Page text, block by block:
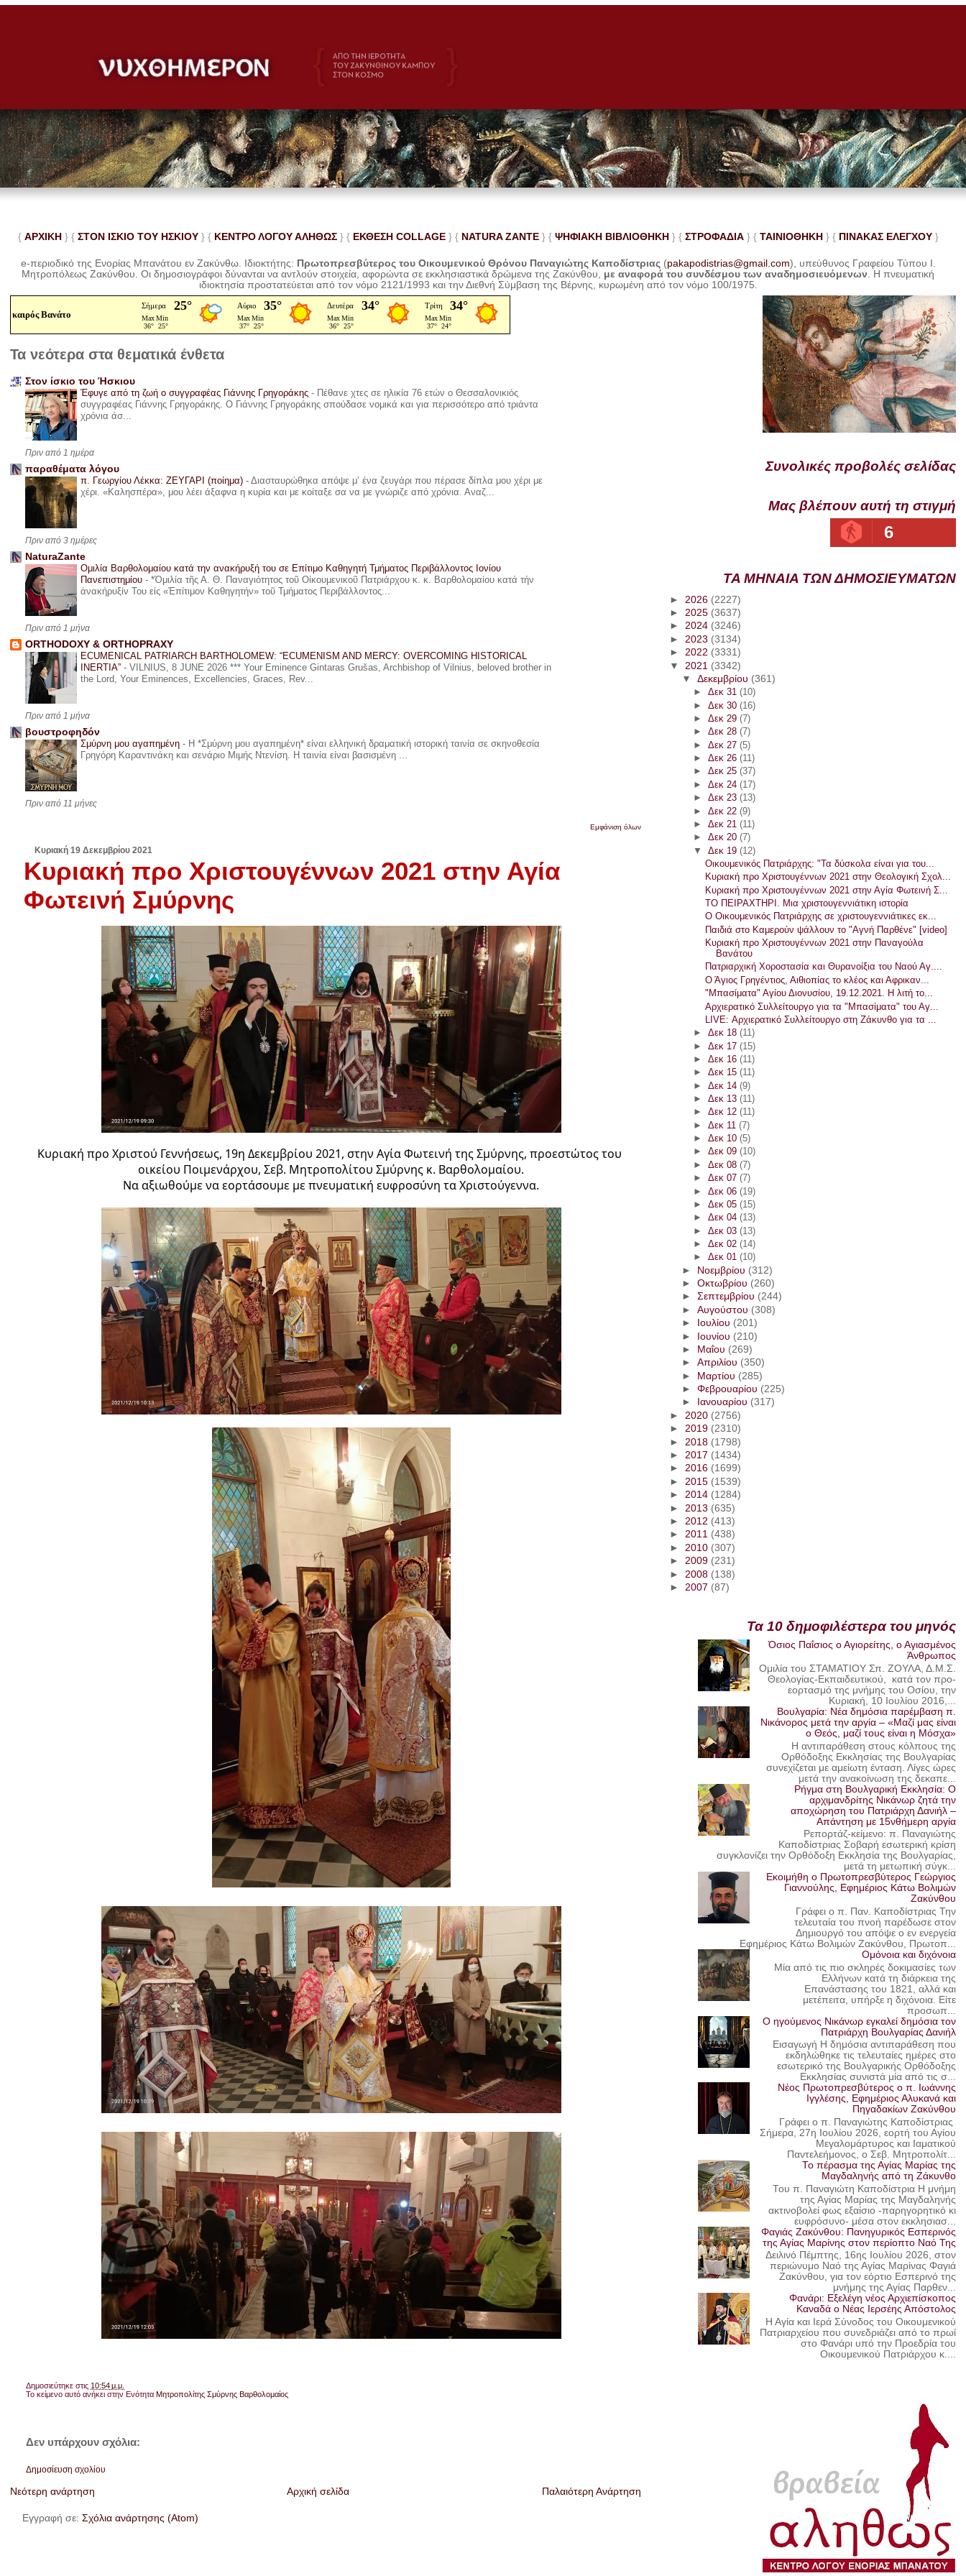
{ ΑΡΧΙΚΗ } { ΣΤΟΝ ΙΣΚΙΟ ΤΟΥ ΗΣΚΙΟΥ } { ΚΕΝΤΡΟ ΛΟΓΟΥ ΑΛΗΘΩΣ } { ΕΚΘΕΣΗ COLLAGE }{ NATURA ZANTE} { ΨΗΦΙΑΚΗ ΒΙΒΛΙΟΘΗΚΗ } { ΣΤΡΟΦΑΔΙΑ } { ΤΑΙΝΙΟΘΗΚΗ } { ΠΙΝΑΚΑΣ ΕΛΕΓΧΟΥ}
e-περιοδικό της Ενορίας Μπανάτου εν Ζακύνθω. Ιδιοκτήτης: Πρωτοπρεσβύτερος του Οικουμενικού Θρόνου Παναγιώτης Καποδίστριας (pakapodistrias@gmail.com), υπεύθυνος Γραφείου Τύπου Ι.
Μητροπόλεως Ζακύνθου.Οι δημοσιογράφοι δύνανται να αντλούν στοιχεία, αφορώντα σε εκκλησιαστικά δρώμενα της Ζακύνθου, με αναφορά του συνδέσμου των αναδημοσιευόμενων . Ηπνευματική
ιδιοκτησία προστατεύεται από τον νόμο 2121/1993 και την Διεθνή Σύμβαση της Βέρνης, κυρωμένη από τον νόμο 100/1975.
καιρός Βανάτο
Τα νεότερα στα θεματικά ένθετα
Στον ίσκιο του Ήσκιου
Έφυγε από τη ζωή ο συγγραφέας Γιάννης Γρηγοράκης - Πέθανε χτες σε ηλικία 76 ετών ο Θεσσαλονικιός
συγγραφέας Γιάννης Γρηγοράκης. Ο Γιάννης Γρηγοράκης σπούδασε νομικά και για περισσότερο από τριάντα
χρόνια άσ...
Πριν από 1 ημέρα
παραθέματα λόγου
π. Γεωργίου Λέκκα: ΖΕΥΓΑΡΙ (ποίημα) - Διασταυρώθηκα απόψε μ’ ένα ζευγάρι που πέρασε δίπλα μου χέρι με
χέρι. «Καλησπέρα», μου λέει άξαφνα η κυρία και με κοίταξε σα να με γνώριζε από χρόνια. Αναζ...
Πριν από 3 ημέρες
NaturaZante
Ομιλία Βαρθολομαίου κατά την ανακήρυξή του σε Επίτιμο Καθηγητή Τμήματος Περιβάλλοντος Ιονίου
Πανεπιστημίου - *Ὁμιλία τῆς Α. Θ. Παναγιότητος τοῦ Οἰκουμενικοῦ Πατριάρχου κ. κ. Βαρθολομαίου κατά τήν
ἀνακήρυξίν Του εἰς «Ἐπίτιμον Καθηγητήν» τοῦ Τμήματος Περιβάλλοντος...
Πριν από 1 μήνα
ORTHODOXY & ORTHOPRAXY
ECUMENICAL PATRIARCH BARTHOLOMEW: “ECUMENISM AND MERCY: OVERCOMING HISTORICAL
INERTIA” - VILNIUS, 8 JUNE 2026 *** Your Eminence Gintaras Grušas, Archbishop of Vilnius, beloved brother in
the Lord, Your Eminences, Excellencies, Graces, Rev...
Πριν από 1 μήνα
βουστροφηδόν
Σμύρνη μου αγαπημένη - Η *Σμύρνη μου αγαπημένη* είναι ελληνική δραματική ιστορική ταινία σε σκηνοθεσία
Γρηγόρη Καραντινάκη και σενάριο Μιμής Ντενίση. Η ταινία είναι βασισμένη ...
Πριν από 11 μήνες
Εμφάνιση όλων
Κυριακή 19 Δεκεμβρίου 2021
Κυριακή προ Χριστουγέννων 2021 στην Αγία
Φωτεινή Σμύρνης
Κυριακή προ Χριστού Γεννήσεως, 19η Δεκεμβρίου 2021, στην Αγία Φωτεινή της Σμύρνης, προεστώτος του
οικείου Ποιμενάρχου, Σεβ. Μητροπολίτου Σμύρνης κ. Βαρθολομαίου.
Να αξιωθούμε να εορτάσουμε με πνευματική ευφροσύνη τα Χριστούγεννα.
Δημοσιεύτηκε στις 10:54 μ.μ.
Το κείμενο αυτό ανήκει στην Ενότητα Μητροπολίτης Σμύρνης Βαρθολομαίος
Δεν υπάρχουν σχόλια:
Δημοσίευση σχολίου
Νεότερη ανάρτηση Παλαιότερη Ανάρτηση
Αρχική σελίδα
Εγγραφή σε:Σχόλια ανάρτησης (Atom)
Συνολικές προβολές σελίδας
Μας βλέπουν αυτή τη στιγμή
6
ΤΑ ΜΗΝΑΙΑ ΤΩΝ ΔΗΜΟΣΙΕΥΜΑΤΩΝ
► 2026 (2227)
► 2025 (3637)
►2024 (3246)
► 2023 (3134)
►2022 (3331)
▼ 2021 (3342)
▼ Δεκεμβρίου (361)
► Δεκ 31 (10)
► Δεκ 30 (16)
► Δεκ 29 (7)
► Δεκ 28 (7)
► Δεκ 27 (5)
► Δεκ 26 (11)
► Δεκ 25 (37)
► Δεκ 24 (17)
► Δεκ 23 (13)
► Δεκ 22 (9)
► Δεκ 21 (11)
► Δεκ 20 (7)
▼ Δεκ 19 (12)
Οικουμενικός Πατριάρχης: "Τα δύσκολα είναι για του...
Κυριακή προ Χριστουγέννων 2021 στην Θεολογική Σχολ...
Κυριακή προ Χριστουγέννων 2021 στην Αγία Φωτεινή Σ...
ΤΟ ΠΕΙΡΑΧΤΗΡΙ. Μια χριστουγεννιάτικη ιστορία
Ο Οικουμενικός Πατριάρχης σε χριστουγεννιάτικες εκ...
Παιδιά στο Καμερούν ψάλλουν το "Αγνή Παρθένε" [video]
Κυριακή προ Χριστουγέννων 2021 στην Παναγούλα
Βανάτου
Πατριαρχική Χοροστασία και Θυρανοίξια του Ναού Αγ....
Ο Άγιος Γρηγέντιος, Αιθιοπίας το κλέος και Αφρικαν...
"Μπασίματα" Αγίου Διονυσίου, 19.12.2021. Η λιτή το...
Αρχιερατικό Συλλείτουργο για τα "Μπασίματα" του Αγ...
LIVE: Αρχιερατικό Συλλείτουργο στη Ζάκυνθο για τα ...
► Δεκ 18 (11)
► Δεκ 17 (15)
► Δεκ 16 (11)
► Δεκ 15 (11)
► Δεκ 14 (9)
► Δεκ 13 (11)
► Δεκ 12 (11)
► Δεκ 11 (7)
► Δεκ 10 (5)
► Δεκ 09 (10)
► Δεκ 08 (7)
► Δεκ 07 (7)
► Δεκ 06 (19)
► Δεκ 05 (15)
► Δεκ 04 (13)
► Δεκ 03 (13)
► Δεκ 02 (14)
► Δεκ 01 (10)
► Νοεμβρίου (312)
► Οκτωβρίου (260)
► Σεπτεμβρίου (244)
► Αυγούστου (308)
►
Ιουλίου (201)
► Ιουνίου (210)
►
Μαΐου (269)
► Απριλίου (350)
► Μαρτίου (285)
► Φεβρουαρίου (225)
►
Ιανουαρίου (317)
► 2020 (2756)
►2019 (2310)
► 2018 (1798)
►2017 (1434)
►2016 (1699)
► 2015 (1539)
►2014 (1284)
► 2013 (635)
►2012 (413)
►2011 (438)
► 2010 (307)
►2009 (231)
► 2008 (138)
► 2007 (87)
Τα 10 δημοφιλέστερα του μηνός
Όσιος Παΐσιος ο Αγιορείτης, ο Αγιασμένος
Άνθρωπος
Ομιλία του ΣΤΑΜΑΤΙΟΥ Σπ. ΖΟΥΛΑ, Δ.Μ.Σ.
Θεολογίας-Εκπαιδευτικού, κατά τον προ-
εορτασμό της μνήμης του Οσίου, την
Κυριακή, 10 Ιουλίου 2016,...
Βουλγαρία: Νέα δημόσια παρέμβαση π.
Νικάνορος μετά την αργία – «Μαζί μας είναι
ο Θεός, μαζί τους είναι η Μόσχα»
Η αντιπαράθεση στους κόλπους της
Ορθόδοξης Εκκλησίας της Βουλγαρίας
συνεχίζεται με αμείωτη ένταση. Λίγες ώρες
μετά την ανακοίνωση της δεκαπε...
Ρήγμα στη Βουλγαρική Εκκλησία: Ο
αρχιμανδρίτης Νικάνωρ ζητά την
αποχώρηση του Πατριάρχη Δανιήλ –
Απάντηση με 15νθήμερη αργία
Ρεπορτάζ-κείμενο: π. Παναγιώτης
Καποδίστριας Σοβαρή εσωτερική κρίση
συγκλονίζει την Ορθόδοξη Εκκλησία της Βουλγαρίας,
μετά τη μετωπική σύγκ...
Εκοιμήθη ο Πρωτοπρεσβύτερος Γεώργιος
Γιαννούλης, Εφημέριος Κάτω Βολιμών
Ζακύνθου
Γράφει ο π. Παν. Καποδίστριας Την
τελευταία του πνοή παρέδωσε στον
Δημιουργό του απόψε ο εν ενεργεία
Εφημέριος Κάτω Βολιμών Ζακύνθου, Πρωτοπ...
Ομόνοια και διχόνοια
Μία από τις πιο σκληρές δοκιμασίες των
Ελλήνων κατά τη διάρκεια της
Επανάστασης του 1821, αλλά και
μετέπειτα, υπήρξε η διχόνοια. Είτε
προσωπ...
Ο ηγούμενος Νικάνωρ εγκαλεί δημόσια τον
Πατριάρχη Βουλγαρίας Δανιήλ
Εισαγωγή Η δημόσια αντιπαράθεση που
εκδηλώθηκε τις τελευταίες ημέρες στο
εσωτερικό της Βουλγαρικής Ορθόδοξης
Εκκλησίας συνιστά μία από τις σ...
Νέος Πρωτοπρεσβύτερος ο π. Ιωάννης
Ιγγλέσης, Εφημέριος Αλυκανά και
Πηγαδακίων Ζακύνθου
Γράφει ο π. Παναγιώτης Καποδίστριας
Σήμερα, 27η Ιουλίου 2026, εορτή του Αγίου
Μεγαλομάρτυρος και Ιαματικού
Παντελεήμονος, ο Σεβ. Μητροπολίτ...
Το πέρασμα της Αγίας Μαρίας της
Μαγδαληνής από τη Ζάκυνθο
Του π. Παναγιώτη Καποδίστρια Η μνήμη
της Αγίας Μαρίας της Μαγδαληνής
ακτινοβολεί φως εξαίσιο -παρηγορητικό κι
ευφρόσυνο- μέσα στον εκκλησιασ...
Φαγιάς Ζακύνθου: Πανηγυρικός Εσπερινός
της Αγίας Μαρίνης στον περίοπτο Ναό Της
Δειλινό Πέμπτης, 16ης Ιουλίου 2026, στον
περιώνυμο Ναό της Αγίας Μαρίνας Φαγιά
Ζακύνθου, για τον εόρτιο Εσπερινό της
μνήμης της Αγίας Παρθεν...
Φανάρι: Εξελέγη νέος Αρχιεπίσκοπος
Καναδά ο Νέας Ιερσέης Απόστολος
Η Αγία και Ιερά Σύνοδος του Οικουμενικού
Πατριαρχείου που συνεδριάζει από το πρωί
στο Φανάρι υπό την Προεδρία του
Οικουμενικού Πατριάρχου κ....